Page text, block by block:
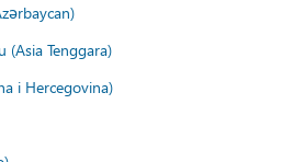
(Asia Tenggara)
i Hercegovina)